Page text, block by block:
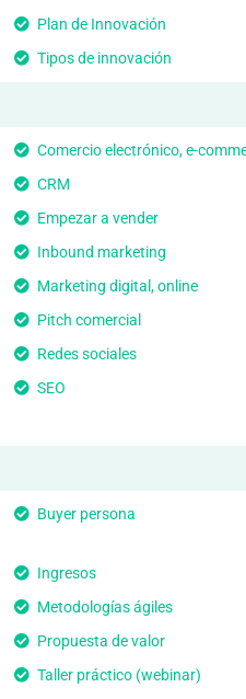
Plan de Innovación
Tipos de innovación
Comercio electrónico, e-
CRM
Empezar a vender
Inbound marketing
Marketing digital, online
Pitch comercial
Redes sociales
SEO
Buyer persona
Ingresos
Metodologías ágiles
Propuesta de valor
Taller práctico (webinar)